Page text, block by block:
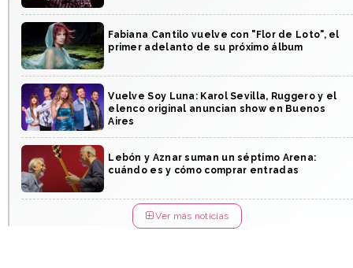
Fabiana Cantilo vuelve con "Flor de Loto", el
primer adelanto de su próximo álbum
Vuelve Soy Luna: Karol Sevilla, Ruggero y el
elenco original anuncian show en Buenos
Aires
Lebón y Aznar suman un séptimo Arena:
cuándo es y cómo comprar entradas
Ver más noticias